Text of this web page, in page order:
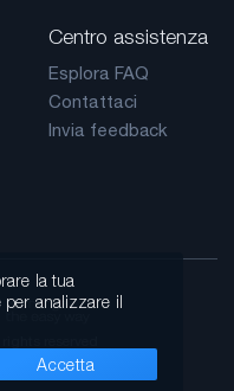
Centro assistenza
Esplora FAQ
Contattaci
Invia feedback
la tua
per analizzare il
Accetta